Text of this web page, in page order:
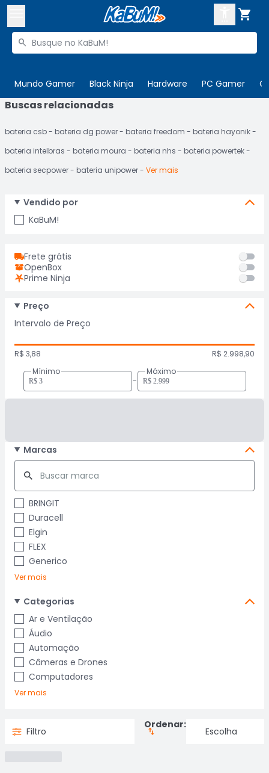

Buscar produtos

Mundo Gamer Black Ninja Hardware PC Gamer

 Departamentos
 Ativar tradutor em libras
ENTRE
CADASTRE-SE
Buscas relacionadas
bateria csb bateria dg power bateria freedom
bateria hayonik
bateria intelbras
bateria moura bateria nhs
bateria powertek
bateria secpower
bateria unipower Ver mais
Vendido por
KaBuM!
Frete grátis
OpenBox
Prime Ninja
Preço
Intervalo de Preço
R$ 3,88
R$ 2.998,90
Mínimo
-
Máximo
Marcas
BRINGIT
Duracell
Elgin
FLEX
Generico
Ver mais
Categorias
Ar e Ventilação
Áudio
Automação
Câmeras e Drones
Computadores
Ver mais
Filtro
Ordenar: